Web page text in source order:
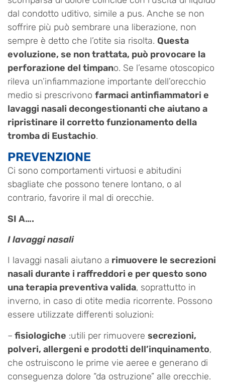
dal condotto uditivo, simile a pus. Anche se non
soffrire più può sembrare una liberazione, non
sempre è detto che l’otite sia risolta. Questa
evoluzione, se non trattata, può provocare la
perforazione del timpano. Se l’esame otoscopico
rileva un’infiammazione importante dell’orecchio
medio si prescrivono farmaci antinfiammatori e
lavaggi nasali decongestionanti che aiutano a
ripristinare il corretto funzionamento della
tromba di Eustachio.
PREVENZIONE
Ci sono comportamenti virtuosi e abitudini
sbagliate che possono tenere lontano, o al
contrario, favorire il mal di orecchie.
SI A….
I lavaggi nasali
I lavaggi nasali aiutano a rimuovere le secrezioni
nasali durante i raffreddori e per questo sono
una terapia preventiva valida, soprattutto in
inverno, in caso di otite media ricorrente. Possono
essere utilizzate differenti soluzioni:
– fisiologiche :utili per rimuovere secrezioni,
polveri, allergeni e prodotti dell’inquinamento,
che ostruiscono le prime vie aeree e generano di
conseguenza dolore “da ostruzione” alle orecchie.